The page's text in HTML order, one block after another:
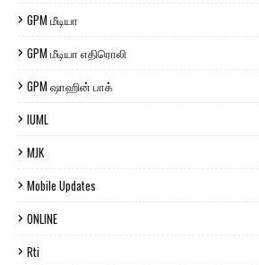
GPM மீடியா
GPM மீடியா எதிரொலி
GPM ஷாஹின் பாக்
IUML
MJK
Mobile Updates
ONLINE
Rti